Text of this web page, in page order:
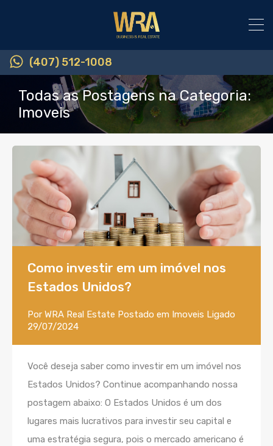
(407) 512-1008
Todas as Postagens na Categoria:
Imoveis
Como investir em um imóvel nos
Estados Unidos?
Por WRA Real Estate Postado em Imoveis Ligado
29/07/2024
Você deseja saber como investir em um imóvel nos
Estados Unidos? Continue acompanhando nossa
postagem abaixo: O Estados Unidos é um dos
lugares mais lucrativos para investir seu capital e
uma estratégia segura, pois o mercado americano é